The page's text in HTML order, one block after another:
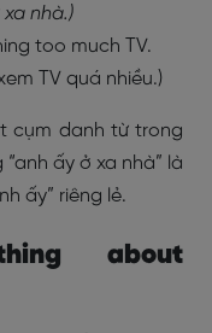
nhà.)
too much TV.
TV quá nhiều.)
cụm danh từ trong
ấy ở xa nhà” là
ấy” riêng lẻ.
about